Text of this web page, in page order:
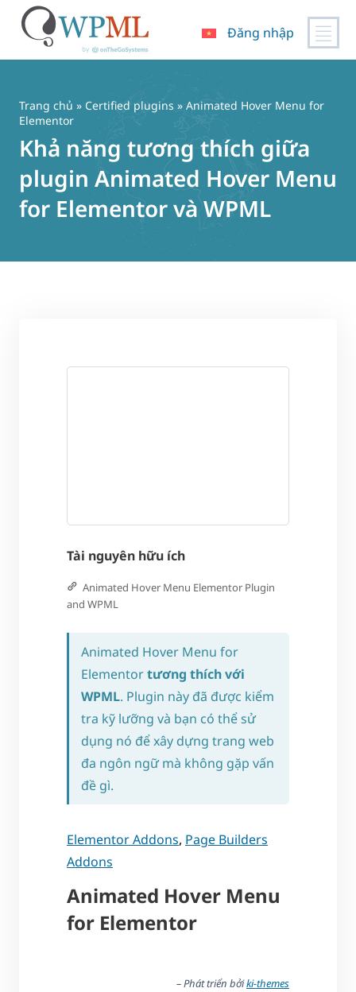
dung
Đăng nhập
Trang chủ » Certified plugins » Animated Hover Menu for
Elementor
Khả năng tương thích giữa
plugin Animated Hover Menu
for Elementor và WPML
Tài nguyên hữu ích
Animated Hover Menu Elementor Plugin
and WPML
Animated Hover Menu for
Elementortương thích với
WPML. Plugin này đã được kiểm
tra kỹ lưỡng và bạn có thể sử
dụng nó để xây dựng trang web
đa ngôn ngữ mà không gặp vấn
đề gì.
Elementor Addons, Page Builders
Addons
Animated Hover Menu
for Elementor
– Phát triển bởiki-themes